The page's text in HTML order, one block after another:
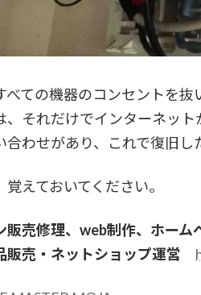
ての機器のコンセントを抜
、それだけでインターネッ
合わせがあり、これで復旧し
えておいてください。
販売修理、web制作、ホーム
販売・ネットショップ運営